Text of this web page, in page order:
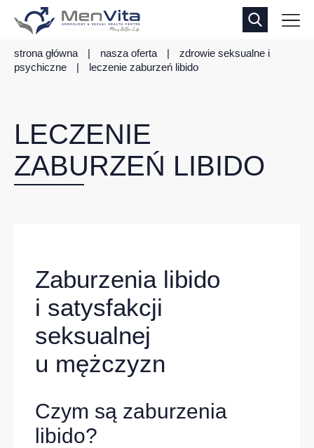
strona główna | nasza oferta |
zdrowie seksualne i
psychiczne
| leczenie zaburzeń libido
LECZENIE
ZABURZEŃ LIBIDO
Zaburzenia libido
i satysfakcji
seksualnej
u mężczyzn
Czym są zaburzenia
libido?